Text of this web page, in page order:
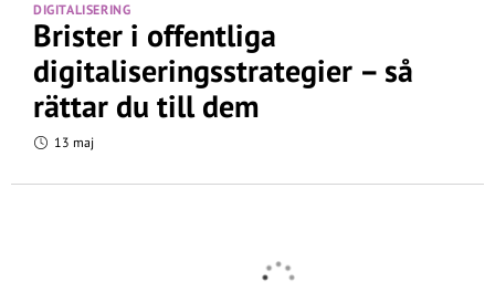
DIGITALISERING
Brister i offentliga
digitaliseringsstrategier – så
rättar du till dem
13 maj